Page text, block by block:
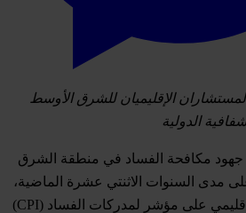
الإقليميان للشرق الأوسط
الدولية
جهود مكافحة الفساد في منطقة الشرق
مدى السنوات الاثنتي عشرة الماضية،
ارتفع متوسط ​​الدرجات الإقليمي على مؤشر لمدركات الفساد (CPI)